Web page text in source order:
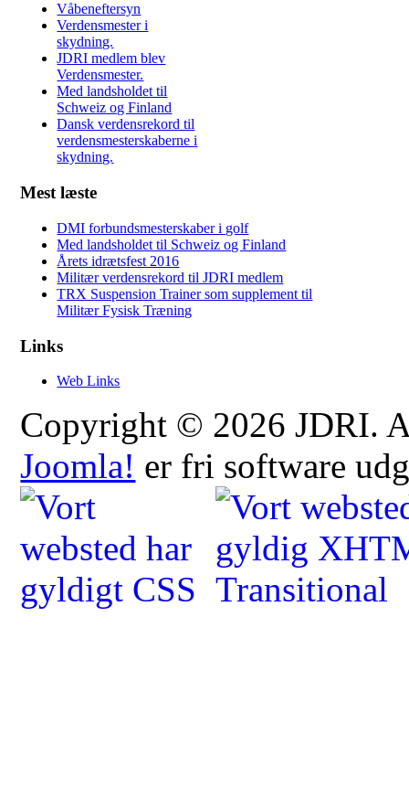
Våbeneftersyn
Verdensmester i
skydning.
JDRI medlem blev
Verdensmester.
Med landsholdet til
Schweiz og Finland
Dansk verdensrekord til
verdensmesterskaberne i
skydning.
Mest læste
DMI forbundsmesterskaber i golf
Med landsholdet til Schweiz og Finland
Årets idrætsfest 2016
Militær verdensrekord til JDRI medlem
TRX Suspension Trainer som supplement til
Militær Fysisk Træning
Links
Web Links
Copyright © 2026 JDRI.
Joomla! er fri software